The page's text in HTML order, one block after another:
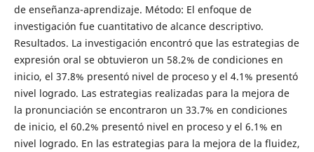
de enseñanza-aprendizaje. Método: El enfoque de
investigación fue cuantitativo de alcance descriptivo.
Resultados. La investigación encontró que las estrategias de
expresión oral se obtuvieron un 58.2% de condiciones en
inicio, el 37.8% presentó nivel de proceso y el 4.1% presentó
nivel logrado. Las estrategias realizadas para la mejora de
la pronunciación se encontraron un 33.7% en condiciones
de inicio, el 60.2% presentó nivel en proceso y el 6.1% en
nivel logrado. En las estrategias para la mejora de la fluidez,